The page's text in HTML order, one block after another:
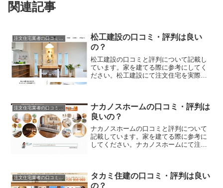
関連記事
注文住宅業者の口コミと評判、体験談
松工建設の口コミ・評判は良い
の？
松工建設の口コミと評判について記載し
ています。家を建てる際に参考にしてく
ださい。松工建設にて注文住宅を実際に
注文住宅業者の口コミと評判、体験談
ナカノスホームの口コミ・評判は
良いの？
ナカノスホームの口コミと評判について
記載しています。家を建てる際に参考に
してください。ナカノスホームにて注文
注文住宅業者の口コミと評判、体験談
タカミ住建の口コミ・評判は良い
の？